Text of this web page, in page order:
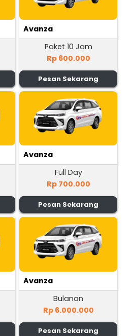
Avanza
Paket 10 Jam
Rp 600.000
Pesan Sekarang
Avanza
Full Day
Rp 700.000
Pesan Sekarang
Avanza
Bulanan
Rp 6.000.000
Pesan Sekarang